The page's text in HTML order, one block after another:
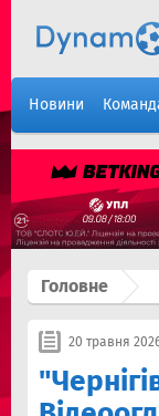
Новини
Головне
20 травня